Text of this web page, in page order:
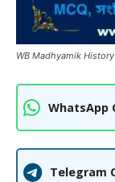
WB Madhyamik
WhatsApp
Telegram